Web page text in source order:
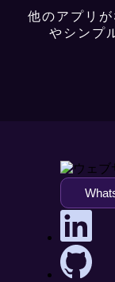
他のアプリ
やシンプ